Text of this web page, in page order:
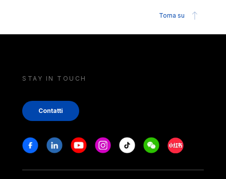
Torna su
STAY IN TOUCH
Contatti
Stay in touch
FacebookLinkedinYoutubeInstagram
Tiktok WeechatXiaohongshu/